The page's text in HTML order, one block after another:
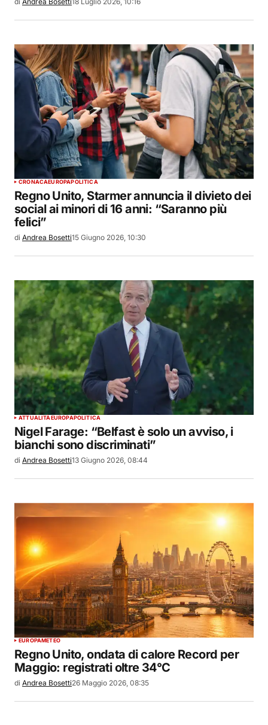
CRONACAEUROPAPOLITICA
Regno Unito, Starmer annuncia il divieto dei
social ai minori di 16 anni: “Saranno più
felici”
di Andrea Bosetti15 Giugno 2026, 10:30
ATTUALITÀEUROPAPOLITICA
Nigel Farage: “Belfast è solo un avviso, i
bianchi sono discriminati”
di Andrea Bosetti13 Giugno 2026, 08:44
EUROPAMETEO
Regno Unito, ondata di calore Record per
Maggio: registrati oltre 34°C
di Andrea Bosetti26 Maggio 2026, 08:35